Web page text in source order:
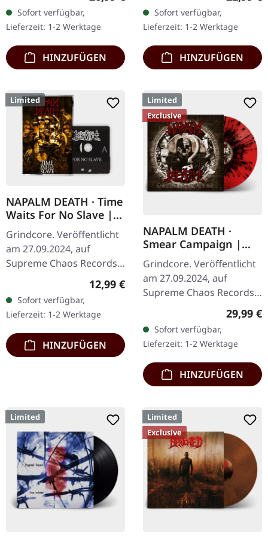
Clear/Braun "Zombified
Cream" marmoriertes
Vinyl. Limitiert auf 200…
Sofort verfügbar,
Lieferzeit: 1-2 Werktage
HINZUFÜGEN
Dunkelgrünes Vinyl mit
schwerem Cover und
Insert. Limitiert auf 100…
Sofort verfügbar,
Lieferzeit: 1-2 Werktage
HINZUFÜGEN
Limited
NAPALM DEATH · Time
Waits For No Slave |
SMOKE TAPE
Grindcore. Veröffentlicht
am 27.09.2024, auf
Supreme Chaos Records.
Transparent/Schwarzes
Aufdruck und 4-seitigem
Booklet, limitiert…
Regulärer Preis:
12,99 €
Sofort verfügbar,
Lieferzeit: 1-2 Werktage
HINZUFÜGEN
Limited
Exclusive
NAPALM DEATH ·
Smear Campaign |
TRANSPARENT
RED/BLACK SPLATTER
LP
Grindcore. Veröffentlicht
am 27.09.2024, auf
Supreme Chaos Records.
Exklusives Splatter-Vinyl
mit Insert und schwerem
Cover, limitiert auf 100…
29,99 €
Sofort verfügbar,
Lieferzeit: 1-2 Werktage
HINZUFÜGEN
Limited
Limited
Exclusive